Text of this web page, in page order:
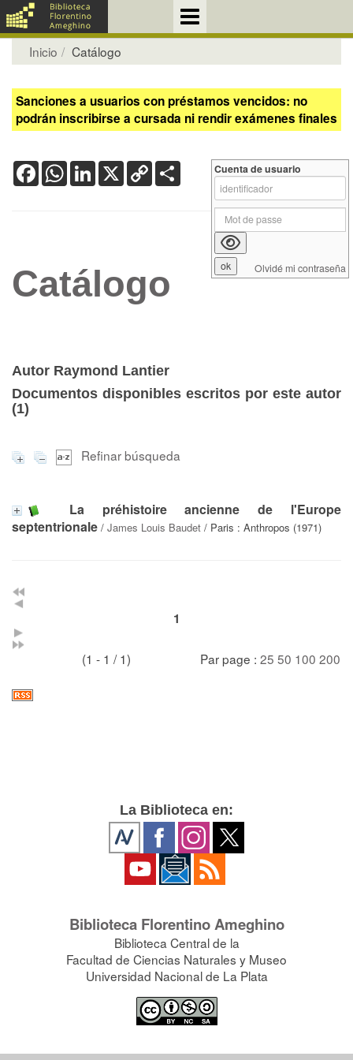
Inicio Catálogo
Sanciones a usuarios con préstamos vencidos: no
podrán inscribirse a cursada ni rendir exámenes finales
FacebookWhatsApp
LinkedIn
X Copy
Link
Catálogo
Autor Raymond Lantier
Documentos disponibles escritos por este autor
(1)
Refinar búsqueda
La préhistoire ancienne de l'Europe
septentrionale / James Louis Baudet / Paris : Anthropos (1971)
1
(1 - 1 / 1) Par page : 25 50 100 200
Cuenta de usuario
Olvidé mi contraseña
La Biblioteca en:
Biblioteca Florentino Ameghino
Biblioteca Central de la
Facultad de Ciencias Naturales y Museo
Universidad Nacional de La Plata